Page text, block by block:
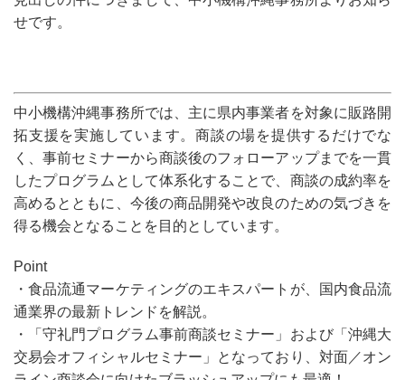
せです。
中小機構沖縄事務所では、主に県内事業者を対象に販路開
拓支援を実施しています。商談の場を提供するだけでな
く、事前セミナーから商談後のフォローアップまでを一貫
したプログラムとして体系化することで、商談の成約率を
高めるとともに、今後の商品開発や改良のための気づきを
得る機会となることを目的としています。
Point
・食品流通マーケティングのエキスパートが、国内食品流
通業界の最新トレンドを解説。
・「守礼門プログラム事前商談セミナー」および「沖縄大
交易会オフィシャルセミナー」となっており、 対面／オン